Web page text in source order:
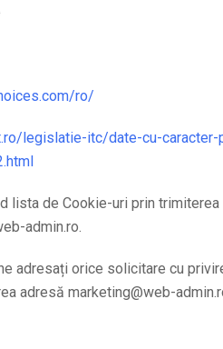
ro/
legislatie-itc/date-cu-
lista de Cookie-uri prin
admin.ro.
adresați orice solicitare cu
adresă marketing@web-